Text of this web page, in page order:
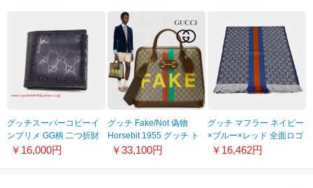
グッチスーパーコピーイ
ンプリメ GG柄 二つ折財
布 ネイビー
￥16,000円
グッチ Fake/Not 偽物
Horsebit 1955 グッチ ト
ートバッグ
￥33,100円
グッチ マフラー ネイビー
×ブルー×レッド 全面ロゴ
147351 4G704 4268
￥16,462円